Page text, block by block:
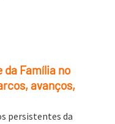
da Família no
avanços,
persistentes da